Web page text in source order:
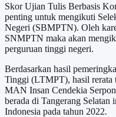
Skor Ujian Tulis Berbasis
penting untuk mengikuti
Negeri (SBMPTN). Oleh
SNMPTN maka akan
perguruan tinggi negeri.
Berdasarkan hasil
Tinggi (LTMPT), hasil rerata
MAN Insan Cendekia
berada di Tangerang
Indonesia pada tahun 2022.